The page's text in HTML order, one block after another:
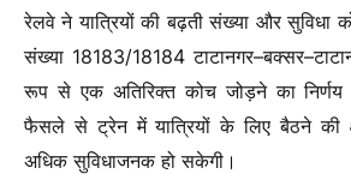
रेलवे ने यात्रियों की बढ़ती संख्या और सुविधा
संख्या 18183/18184
रूप से एक अतिरिक्त कोच जोड़ने का
फैसले से ट्रेन में यात्रियों के लिए बैठने की
अधिक सुविधाजनक हो सकेगी।